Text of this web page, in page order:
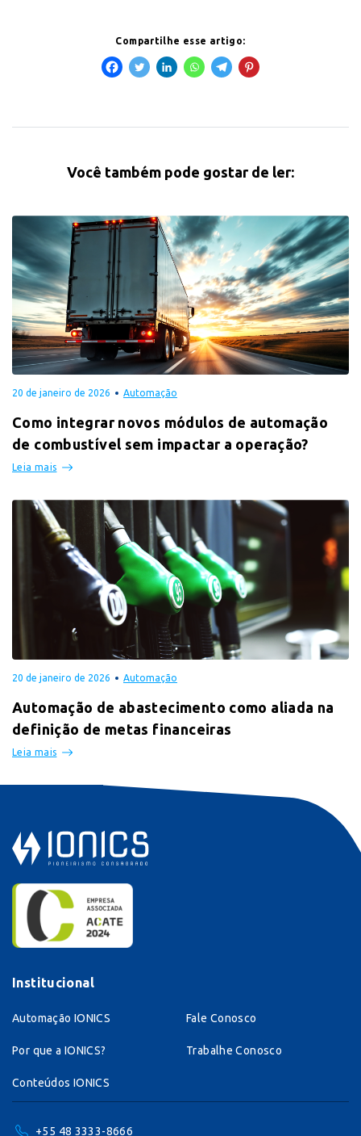
Compartilhe esse artigo:
Você também pode gostar de ler:
20 de janeiro de 2026 Automação
Como integrar novos módulos de automação
de combustível sem impactar a operação?
Leia mais
20 de janeiro de 2026 Automação
Automação de abastecimento como aliada na
definição de metas financeiras
Leia mais
Institucional
Automação IONICS
Por que a IONICS?
Conteúdos IONICS
Fale Conosco
Trabalhe Conosco
+55 48 3333-8666